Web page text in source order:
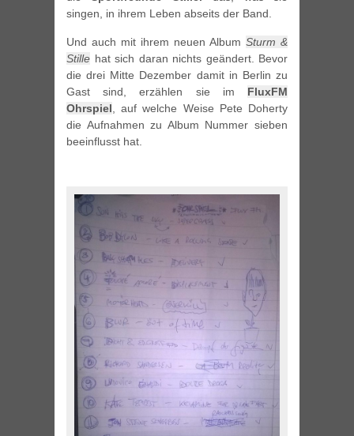
singen, in ihrem Leben abseits der Band.
Und auch mit ihrem neuen Album Sturm &
Stille hat sich daran nichts geändert. Bevor
die drei Mitte Dezember damit in Berlin zu
Gast sind, erzählen sie im FluxFM
Ohrspiel , auf welche Weise Pete Doherty
die Aufnahmen zu Album Nummer sieben
beeinflusst hat.